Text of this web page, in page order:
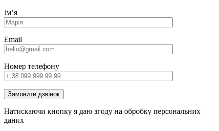
Імʼя
Email
Номер телефону
Замовити дзвінок
Натискаючи кнопку я даю згоду на обробку персональних
даних